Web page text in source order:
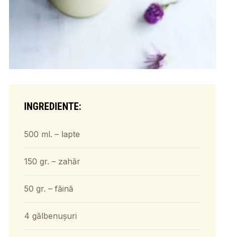
INGREDIENTE:
500 ml. – lapte
150 gr. – zahăr
50 gr. – făină
4 gălbenușuri